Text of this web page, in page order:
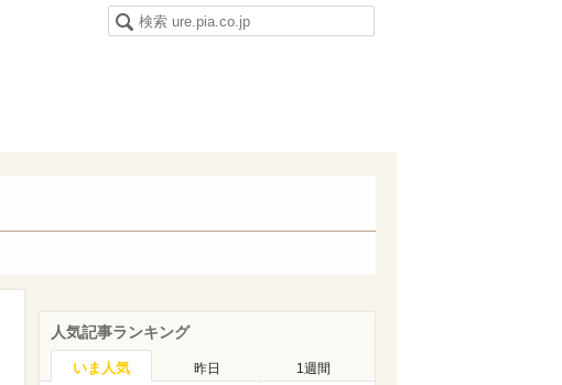
人気記事ランキング
いま人気 昨日 1週間